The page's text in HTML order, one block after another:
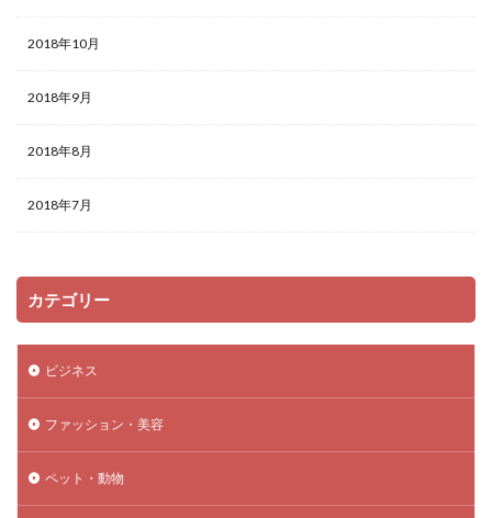
2018年10月
2018年9月
2018年8月
2018年7月
カテゴリー
ビジネス
ファッション・美容
ペット・動物